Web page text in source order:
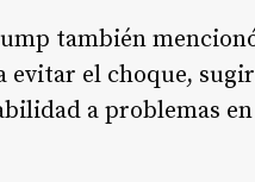
también
evitar el choque,
a problemas